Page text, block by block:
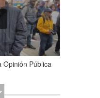
Opinión Pública